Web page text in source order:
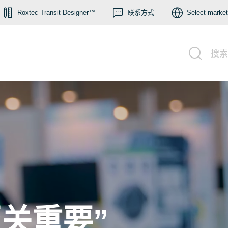
Roxtec Transit Designer™ 联系方式 Select market
搜索
重要”